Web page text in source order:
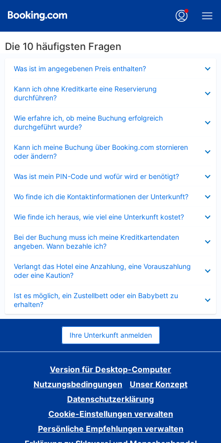
Die 10 häufigsten Fragen
Was ist im angegebenen Preis enthalten?
Kann ich ohne Kreditkarte eine Reservierung
durchführen?
Wie erfahre ich, ob meine Buchung erfolgreich
durchgeführt wurde?
Kann ich meine Buchung über Booking.com stornieren
oder ändern?
Was ist mein PIN-Code und wofür wird er benötigt?
Wo finde ich die Kontaktinformationen der Unterkunft?
Wie finde ich heraus, wie viel eine Unterkunft kostet?
Bei der Buchung muss ich meine Kreditkartendaten
angeben. Wann bezahle ich?
Verlangt das Hotel eine Anzahlung, eine Vorauszahlung
oder eine Kaution?
Ist es möglich, ein Zustellbett oder ein Babybett zu
erhalten?
Ihre Unterkunft anmelden
Version für Desktop-Computer
Nutzungsbedingungen
Unser Konzept
Datenschutzerklärung
Cookie-Einstellungen verwalten
Persönliche Empfehlungen verwalten